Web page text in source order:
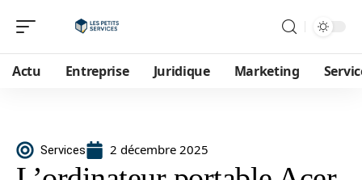
Actu Entreprise Juridique Marketing
Services 2 décembre 2025